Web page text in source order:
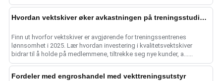
Hvordan vektskiver øker avkastningen på treningsstudioet i 2025
Finn ut hvorfor vektskiver er avgjørende for treningssentrenes
lønnsomhet i 2025. Lær hvordan investering i kvalitetsvektskiver
bidrar til å holde på medlemmene, tiltrekke seg nye kunder, a......
Fordeler med engroshandel med vekttreningsutstyr